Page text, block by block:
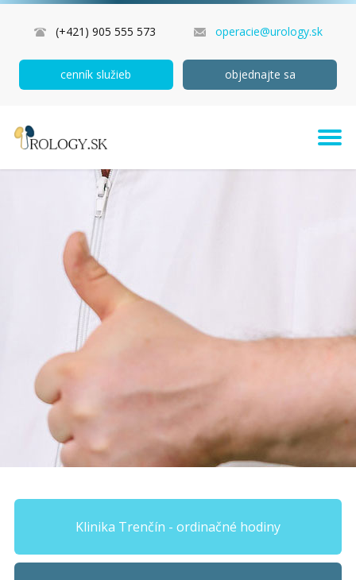
(+421) 905 555 573 operacie@urology.sk
cenník služieb objednajte sa
Klinika Trenčín - ordinačné hodiny